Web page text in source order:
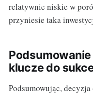
relatywnie niskie w
przyniesie taka
klucze do
Podsumowując,